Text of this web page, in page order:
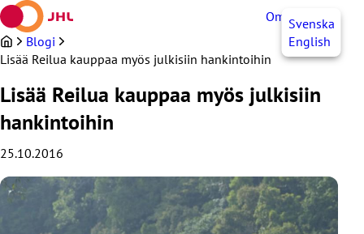
Siirry
sisältöön
OmaJHLSvenska
English
Blogi
Lisää Reilua kauppaa myös julkisiin hankintoihin
Lisää Reilua kauppaa myös julkisiin
hankintoihin
25.10.2016